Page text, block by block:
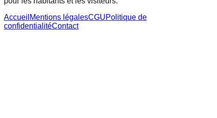
Accueil Mentions légalesCGUPolitique de
confidentialitéContact